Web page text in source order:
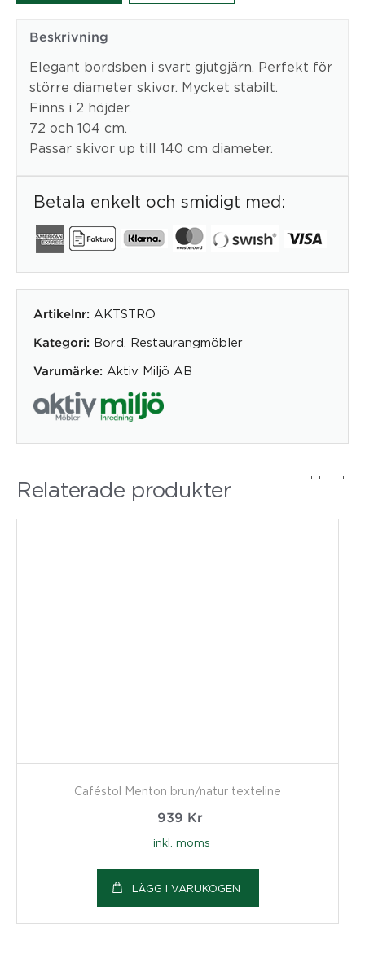
Beskrivning
Elegant bordsben i svart gjutgjärn. Perfekt för
större diameter skivor. Mycket stabilt.
Finns i 2 höjder.
72 och 104 cm.
Passar skivor up till 140 cm diameter.
Betala enkelt och smidigt med:
Artikelnr: AKTSTRO
Kategori: Bord Restaurangmöbler
Varumärke: Aktiv Miljö AB
Relaterade produkter
Caféstol Menton brun/natur texteline
939 Kr
inkl. moms
LÄGG I VARUKOGEN